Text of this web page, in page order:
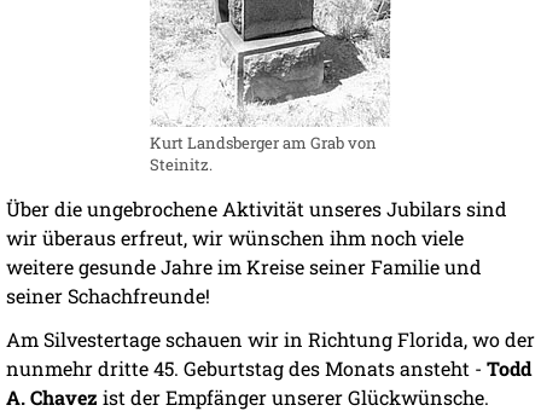
Kurt Landsberger am Grab von
Steinitz.
Über die ungebrochene Aktivität unseres Jubilars sind
wir überaus erfreut, wir wünschen ihm noch viele
weitere gesunde Jahre im Kreise seiner Familie und
seiner Schachfreunde!
Am Silvestertage schauen wir in Richtung Florida, wo der
nunmehr dritte 45. Geburtstag des Monats ansteht - Todd
A. Chavez ist der Empfänger unserer Glückwünsche.